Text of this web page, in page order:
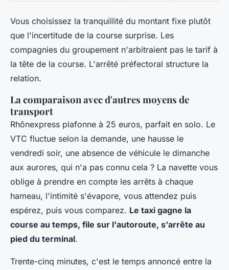
Vous choisissez la tranquillité du montant fixe plutôt
que l'incertitude de la course surprise. Les
compagnies du groupement n'arbitraient pas le tarif à
la tête de la course. L'arrêté préfectoral structure la
relation.
La comparaison avec d'autres moyens de
transport
Rhônexpress plafonne à 25 euros, parfait en solo. Le
VTC fluctue selon la demande, une hausse le
vendredi soir, une absence de véhicule le dimanche
aux aurores, qui n'a pas connu cela ? La navette vous
oblige à prendre en compte les arrêts à chaque
hameau, l'intimité s'évapore, vous attendez puis
espérez, puis vous comparez. Le taxi gagne la
course au temps, file sur l'autoroute, s'arrête au
pied du terminal.
Trente-cinq minutes, c'est le temps annoncé entre la